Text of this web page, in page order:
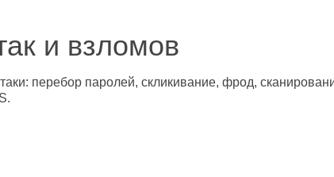
и взломов
перебор паролей, скликивание, фрод,